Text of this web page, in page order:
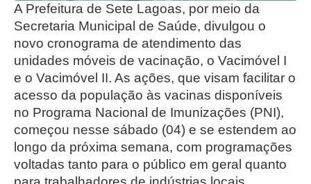
A Prefeitura de Sete Lagoas, por meio da
Secretaria Municipal de Saúde, divulgou o
novo cronograma de atendimento das
unidades móveis de vacinação, o Vacimóvel I
e o Vacimóvel II. As ações, que visam facilitar o
acesso da população às vacinas disponíveis
no Programa Nacional de Imunizações (PNI),
começou nesse sábado (04) e se estendem ao
longo da próxima semana, com programações
voltadas tanto para o público em geral quanto